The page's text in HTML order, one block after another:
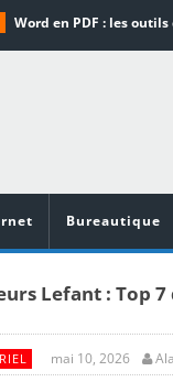
Bureautique
Lefant : Top
mai 10, 2026